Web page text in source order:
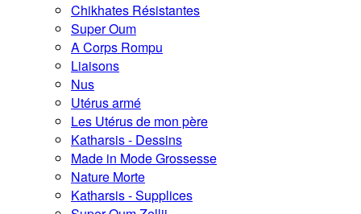
Chikhates Résistantes
Super Oum
A Corps Rompu
Liaisons
Nus
Utérus armé
Les Utérus de mon père
Katharsis - Dessins
Made in Mode Grossesse
Nature Morte
Katharsis - Supplices